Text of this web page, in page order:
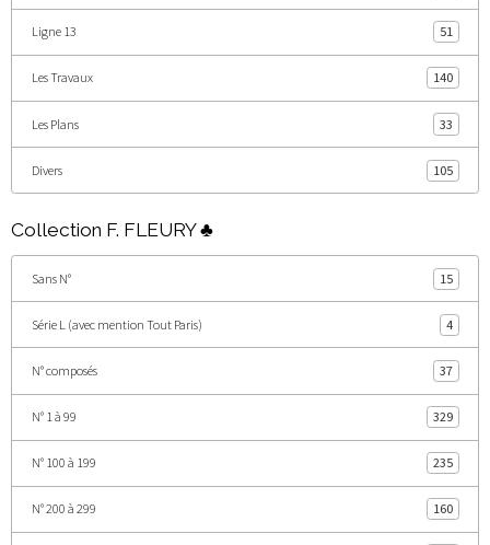
Ligne 13 51
Les Travaux 140
Les Plans 33
Divers 105
Collection F. FLEURY ♣
Sans N° 15
Série L (avec mention Tout Paris) 4
N° composés 37
N° 1 à 99 329
N° 100 à 199 235
N° 200 à 299 160